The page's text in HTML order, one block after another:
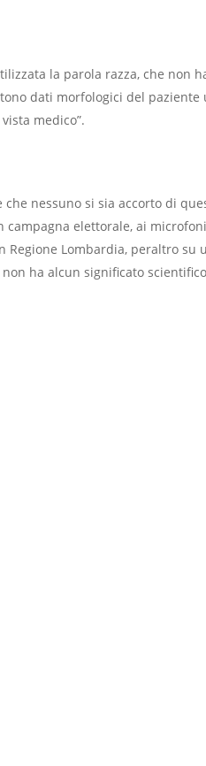
la parola razza, che non
dati morfologici del
medico”.
nessuno si sia accorto di
elettorale, ai
Lombardia, peraltro su
ha alcun significato